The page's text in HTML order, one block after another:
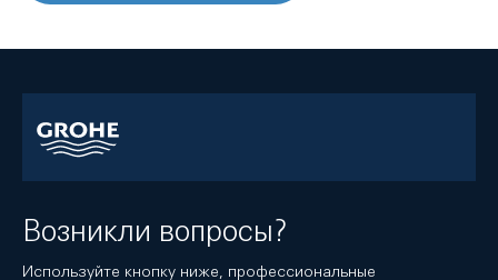
Возникли вопросы?
Используйте кнопку ниже, профессиональные